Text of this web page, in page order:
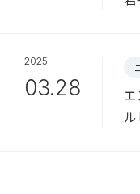
2025
03.28